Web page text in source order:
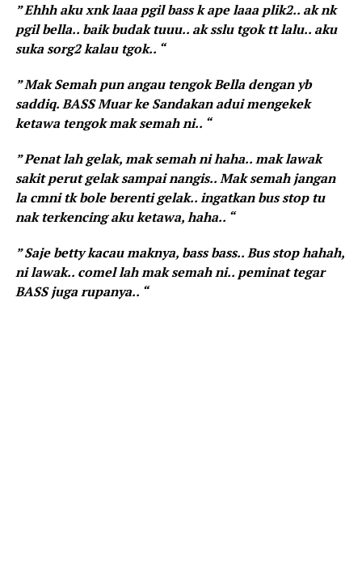
” Ehhh aku xnk laaa pgil bass k ape laaa plik2.. ak nk
pgil bella.. baik budak tuuu.. ak sslu tgok tt lalu.. aku
suka sorg2 kalau tgok.. “
” Mak Semah pun angau tengok Bella dengan yb
saddiq. BASS Muar ke Sandakan adui mengekek
ketawa tengok mak semah ni.. “
” Penat lah gelak, mak semah ni haha.. mak lawak
sakit perut gelak sampai nangis.. Mak semah jangan
la cmni tk bole berenti gelak.. ingatkan bus stop tu
nak terkencing aku ketawa, haha.. “
” Saje betty kacau maknya, bass bass.. Bus stop hahah,
ni lawak.. comel lah mak semah ni.. peminat tegar
BASS juga rupanya.. “